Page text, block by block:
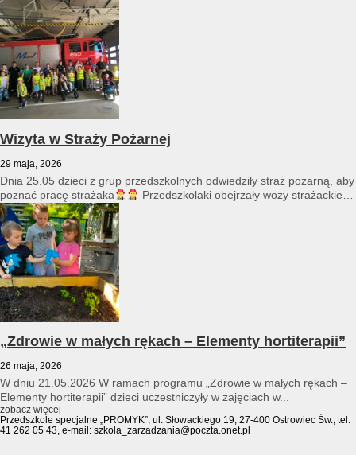
Wizyta w Straży Pożarnej
29 maja, 2026
Dnia 25.05 dzieci z grup przedszkolnych odwiedziły straż pożarną, aby
poznać pracę strażaka
Przedszkolaki obejrzały wozy strażackie
i...
„Zdrowie w małych rękach – Elementy hortiterapii”
26 maja, 2026
W dniu 21.05.2026 W ramach programu „Zdrowie w małych rękach –
Elementy hortiterapii” dzieci uczestniczyły w zajęciach w...
zobacz więcej
Przedszkole specjalne „PROMYK”, ul. Słowackiego 19, 27-400 Ostrowiec Św., tel.
41 262 05 43, e-mail: szkola_zarzadzania@poczta.onet.pl